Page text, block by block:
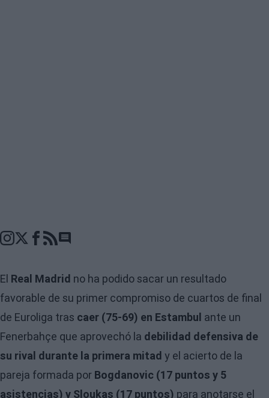
Go to comments seciton
El Real Madrid no ha podido sacar un resultado
favorable de su primer compromiso de cuartos de final
de Euroliga tras caer (75-69) en Estambul ante un
Fenerbahçe que aprovechó la debilidad defensiva de
su rival durante la primera mitad y el acierto de la
pareja formada por Bogdanovic (17 puntos y 5
asistencias) y Sloukas (17 puntos) para anotarse el